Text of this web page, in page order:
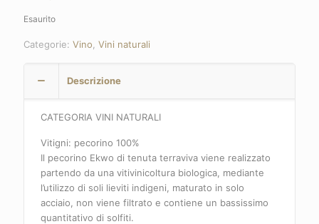
Esaurito
Categorie: Vino Vini naturali
Descrizione
CATEGORIA VINI NATURALI
Vitigni: pecorino 100%
Il pecorino Ekwo di tenuta terraviva viene realizzato
partendo da una vitivinicoltura biologica, mediante
l’utilizzo di soli lieviti indigeni, maturato in solo
acciaio, non viene filtrato e contiene un bassissimo
quantitativo di solfiti.